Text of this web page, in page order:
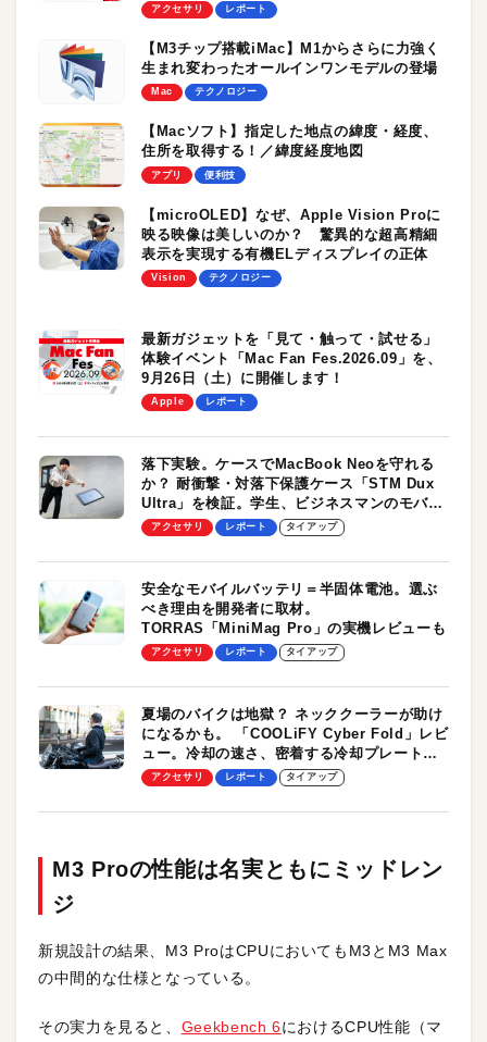
アクセサリ レポート
【M3チップ搭載iMac】M1からさらに力強く
生まれ変わったオールインワンモデルの登場
Mac テクノロジー
【Macソフト】指定した地点の緯度・経度、
住所を取得する！／緯度経度地図
アプリ 便利技
【microOLED】なぜ、Apple Vision Proに
映る映像は美しいのか？ 驚異的な超高精細
表示を実現する有機ELディスプレイの正体
Vision テクノロジー
最新ガジェットを「見て・触って・試せる」
体験イベント「Mac Fan Fes.2026.09」を、
9月26日（土）に開催します！
Apple レポート
落下実験。ケースでMacBook Neoを守れる
か？ 耐衝撃・対落下保護ケース「STM Dux
Ultra」を検証。学生、ビジネスマンのモバイ
ルユースに最適！
アクセサリ レポート タイアップ
安全なモバイルバッテリ＝半固体電池。選ぶ
べき理由を開発者に取材。
TORRAS「MiniMag Pro」の実機レビューも
アクセサリ レポート タイアップ
夏場のバイクは地獄？ ネッククーラーが助け
になるかも。 「COOLiFY Cyber Fold」レビ
ュー。冷却の速さ、密着する冷却プレート、
シンプルな操作性がグッド！
アクセサリ レポート タイアップ
M3 Proの性能は名実ともにミッドレン
ジ
新規設計の結果、M3 ProはCPUにおいてもM3とM3 Max
の中間的な仕様となっている。
その実力を見ると、 Geekbench 6におけるCPU性能（マ